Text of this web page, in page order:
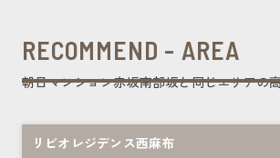
RECOMMEND - AREA
朝日マンション赤坂南部坂と同じエリアの
リビオレジデンス西麻布